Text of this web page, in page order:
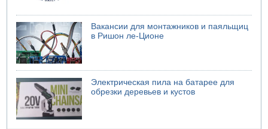
Вакансии для монтажников и паяльщиц
в Ришон ле-Ционе
Электрическая пила на батарее для
обрезки деревьев и кустов